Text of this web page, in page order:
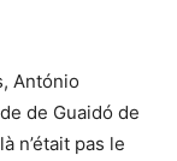
António
de Guaidó de
n’était pas le